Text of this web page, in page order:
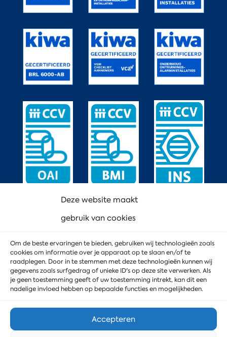
Deze website maakt
gebruik van cookies
Om de beste ervaringen te bieden, gebruiken wij technologieën zoals
cookies om informatie over je apparaat op te slaan en/of te
raadplegen. Door in te stemmen met deze technologieën kunnen wij
gegevens zoals surfgedrag of unieke ID's op deze site verwerken. Als
je geen toestemming geeft of uw toestemming intrekt, kan dit een
nadelige invloed hebben op bepaalde functies en mogelijkheden.
Accepteren